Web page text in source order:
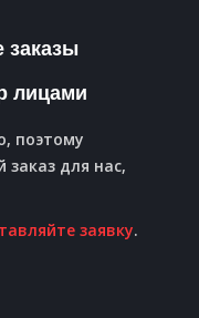
заказы
лицами
поэтому
для нас,
заявку.